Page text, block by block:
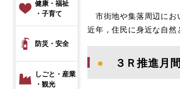
健康・福祉
・子育て
防災・安全
しごと・産業
・観光
市街地や集落周辺にお
近年，住民に身近な自然
● ３Ｒ推進月